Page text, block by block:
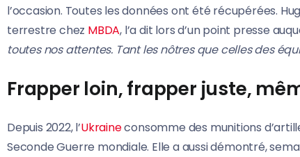
l’occasion. Toutes les données ont été récupérées.
terrestre chez MBDA, l’a dit lors d’un point presse
toutes nos attentes. Tant les nôtres que celles des
Frapper loin, frapper juste,
Depuis 2022, l’Ukraineconsomme des munitions
Seconde Guerre mondiale. Elle a aussi démontré,